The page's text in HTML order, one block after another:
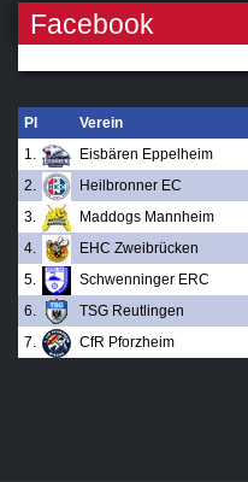
Facebook
Pl Verein
1.
Eisbären Eppelheim
2.
Heilbronner EC
3.
Maddogs Mannheim
4.
EHC Zweibrücken
5.
Schwenninger ERC
6.
TSG Reutlingen
7.
CfR Pforzheim